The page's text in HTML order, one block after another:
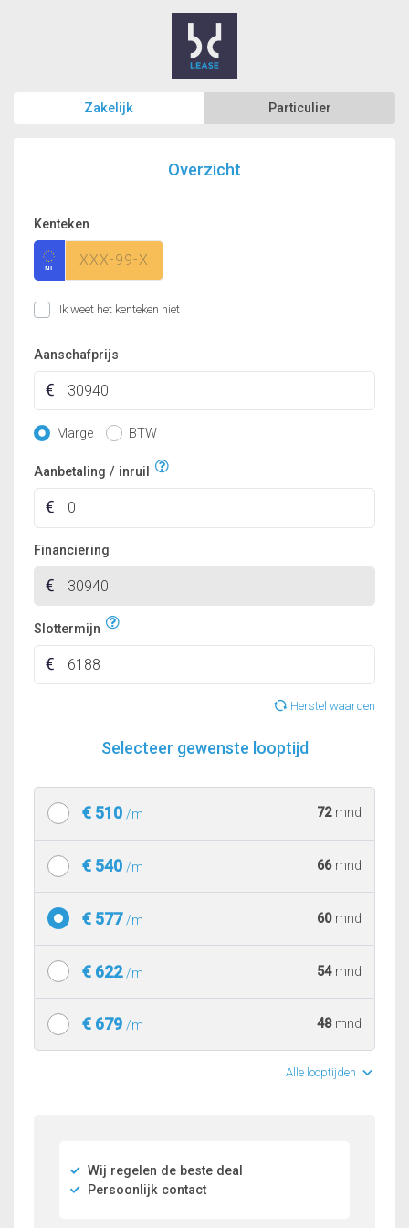
Zakelijk Particulier
Overzicht
Kenteken
Ik weet het kenteken niet
Aanschafprijs
Marge BTW
Aanbetaling / inruil
Financiering
Slottermijn
Herstel waarden
Selecteer gewenste looptijd
€ 510/m 72 mnd
€ 540 /m 66 mnd
€ 577/m 60 mnd
€ 622/m 54 mnd
€ 679/m 48 mnd
Alle looptijden
Wij regelen de beste deal
Persoonlijk contact